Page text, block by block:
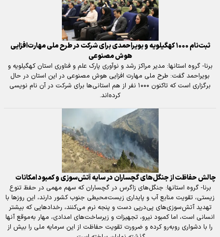
ثبت‌نام ۱۰۰۰ کهگیلویه و بویراحمدی برای شرکت در طرح ملی مهارت‌افزایی
هوش مصنوعی
برنا- گروه استانها: مدیر مراکز رشد و نوآوری پارک علم و فناوری استان کهگیلویه و
بویراحمد گفت: طرح ملی مهارت افزایی هوش مصنوعی در این استان در حال
برگزاری است که تاکنون ۱۰۰۰ نفر از هم استانی‌ها برای شرکت در آن نام نویسی
کرده‌اند.
چالش حفاظت از جنگل‌های گچساران در سایه آتش‌سوزی و کمبود امکانات
برنا- گروه استانها: جنگل‌های زاگرس در گچساران که سهم مهمی در حفظ تنوع
زیستی، تقویت منابع آب و پایداری زیست‌محیطی جنوب کشور دارند، این روزها با
تهدید آتش‌سوزی‌های پی‌درپی دست و پنجه نرم می‌کنند، رخدادهایی که بیشتر
انسانی است، اما کمبود نیرو، تجهیزات و زیرساخت‌های امدادی، مهار به‌موقع آنها
را با دشواری روبه‌رو کرده و ضرورت تقویت حفاظت از این سرمایه ملی را بیش از